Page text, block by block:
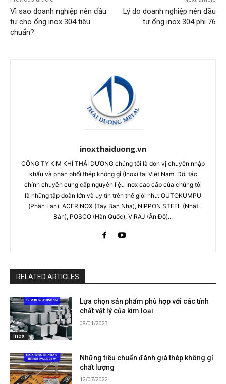
Vì sao doanh nghiệp nên đầu
tư cho ống inox 304 tiêu
chuẩn?
Lý do doanh nghiệp nên đầu
tư ống inox 304 phi 76
inoxthaiduong.vn
CÔNG TY KIM KHÍ THÁI DƯƠNG chúng tôi là đơn vị chuyên nhập
khẩu và phân phối thép không gỉ (Inox) tại Việt Nam. Đối tác
chính chuyên cung cấp nguyên liệu Inox cao cấp của chúng tôi
là những tập đoàn lớn và uy tín trên thế giới như: OUTOKUMPU
(Phần Lan), ACERINOX (Tây Ban Nha), NIPPON STEEL (Nhật
Bản), POSCO (Hàn Quốc), VIRAJ (Ấn Độ)...
RELATED ARTICLES
Inox
Lựa chọn sản phẩm phù hợp với các tính
chất vật lý của kim loại
08/01/2023
Những tiêu chuẩn đánh giá thép không gỉ
chất lượng
12/07/2022